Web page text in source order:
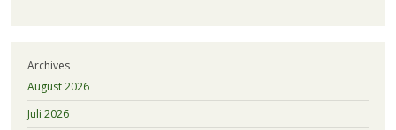
Archives
August 2026
Juli 2026